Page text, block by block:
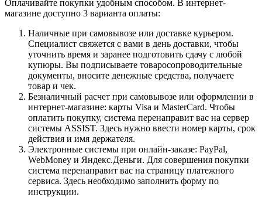
Оплачивайте покупки удобным способом. В интернет-
магазине доступно 3 варианта оплаты:
Наличные при самовывозе или доставке курьером.
Специалист свяжется с вами в день доставки, чтобы
уточнить время и заранее подготовить сдачу с любой
купюры. Вы подписываете товаросопроводительные
документы, вносите денежные средства, получаете
товар и чек.
Безналичный расчет при самовывозе или оформлении в
интернет-магазине: карты Visa и MasterCard. Чтобы
оплатить покупку, система перенаправит вас на сервер
системы ASSIST. Здесь нужно ввести номер карты, срок
действия и имя держателя.
Электронные системы при онлайн-заказе: PayPal,
WebMoney и Яндекс.Деньги. Для совершения покупки
система перенаправит вас на страницу платежного
сервиса. Здесь необходимо заполнить форму по
инструкции.